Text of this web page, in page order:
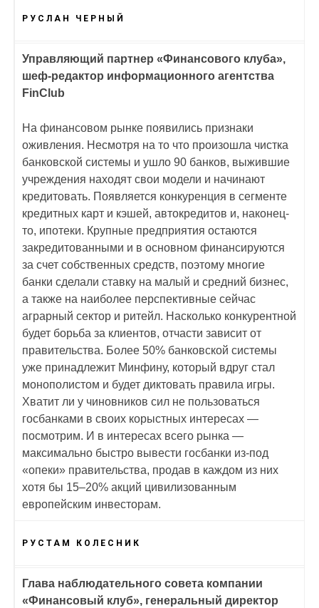
РУСЛАН ЧЕРНЫЙ
Управляющий партнер «Финансового клуба»,
шеф-редактор информационного агентства
FinClub
На финансовом рынке появились признаки
оживления. Несмотря на то что произошла чистка
банковской системы и ушло 90 банков, выжившие
учреждения находят свои модели и начинают
кредитовать. Появляется конкуренция в сегменте
кредитных карт и кэшей, автокредитов и, наконец-
то, ипотеки. Крупные предприятия остаются
закредитованными и в основном финансируются
за счет собственных средств, поэтому многие
банки сделали ставку на малый и средний бизнес,
а также на наиболее перспективные сейчас
аграрный сектор и ритейл. Насколько конкурентной
будет борьба за клиентов, отчасти зависит от
правительства. Более 50% банковской системы
уже принадлежит Минфину, который вдруг стал
монополистом и будет диктовать правила игры.
Хватит ли у чиновников сил не пользоваться
госбанками в своих корыстных интересах —
посмотрим. И в интересах всего рынка —
максимально быстро вывести госбанки из-под
«опеки» правительства, продав в каждом из них
хотя бы 15–20% акций цивилизованным
европейским инвесторам.
РУСТАМ КОЛЕСНИК
Глава наблюдательного совета компании
«Финансовый клуб», генеральный директор